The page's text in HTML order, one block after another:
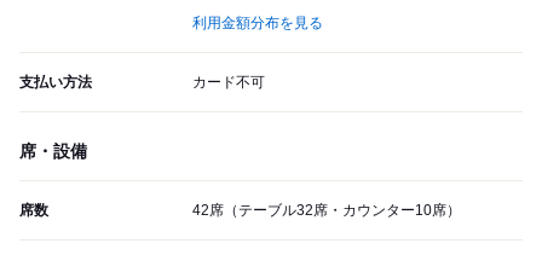
利用金額分布を見る
支払い方法 カード不可
席・設備
席数 42席（テーブル32席・カウンター10席）